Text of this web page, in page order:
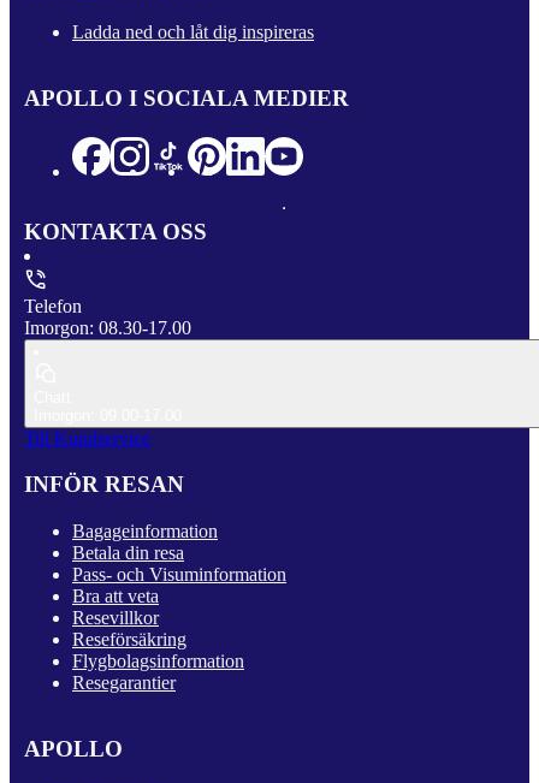
Ladda ned och låt dig inspireras
APOLLO I SOCIALA MEDIER
KONTAKTA OSS
Telefon
Imorgon: 08.30-17.00
Till Kundservice
INFÖR RESAN
Bagageinformation
Betala din resa
Pass- och Visuminformation
Bra att veta
Resevillkor
Reseförsäkring
Flygbolagsinformation
Resegarantier
APOLLO